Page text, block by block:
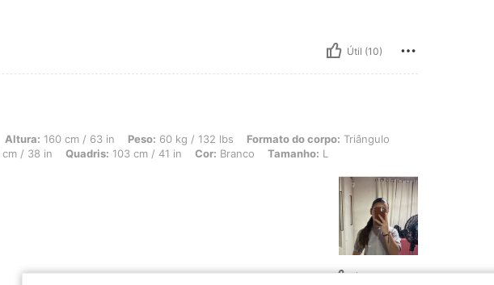
Útil (10)
160 cm / 63 in, Peso: 60 kg / 132 lbs, Formato do corpo: Triângulo, Cintura: 79 cm / 31 in, Busto: 96 cm / 38
Altura: 160 cm / 63 in Peso: 60 kg / 132 lbs Formato do corpo: Triângulo
cm / 38 in Quadris: 103 cm / 41 in Cor: Branco Tamanho: L